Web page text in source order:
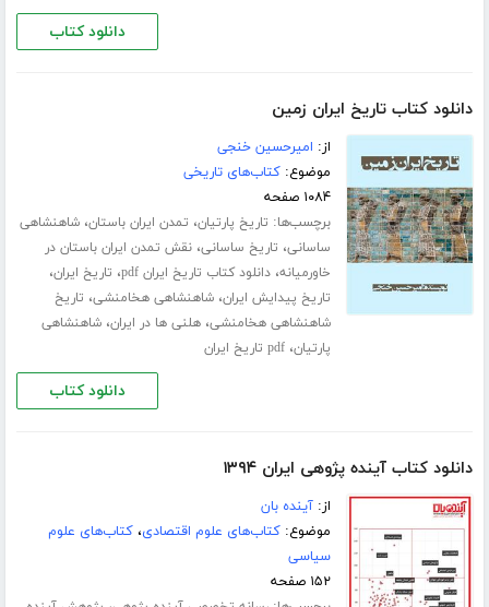
دانلود کتاب
دانلود کتاب تاریخ ایران زمین
از: امیرحسین خنجی
موضوع:کتاب‌های تاریخی
۱۰۸۴ صفحه
برچسب‌ها: تاریخ پارتیان، تمدن ایران باستان،شاهنشاهی
ساسانی، تاریخ ساسانی،نقش تمدن ایران باستان در
خاورمیانه،دانلود کتاب تاریخ ایران pdf ، تاریخ ایران،
تاریخ پیدایش ایران،شاهنشاهی هخامنشی، تاریخ
شاهنشاهی هخامنشی،هلنی ها در ایران،شاهنشاهی
پارتیان،pdf تاریخ ایران
دانلود کتاب
دانلود کتاب آینده پژوهی ایران ۱۳۹۴
از:آینده بان
موضوع:کتاب‌های علوم اقتصادی،کتاب‌های علوم
سیاسی
۱۵۲ صفحه